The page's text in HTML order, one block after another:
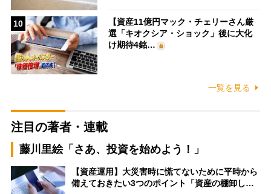
10
【資産11億円マック・チェリーさん厳
選「キオクシア・ショック」後に大化
け期待4銘…
一覧を見る
注目の著者・連載
藤川里絵「さあ、投資を始めよう！」
【資産運用】大災害時に慌てないために平時から
備えておきたい3つのポイント「資産の棚卸し…